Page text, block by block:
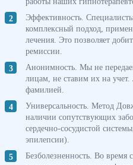
Эффективность.
комплексный подход,
лечения. Это позволяет
ремиссии.
Анонимность. Мы не
лицам, не ставим их на
фамилией.
Универсальность. Метод
наличии сопутствующих
сердечно-сосудистой
эпилепсии).
Безболезненность. Во время